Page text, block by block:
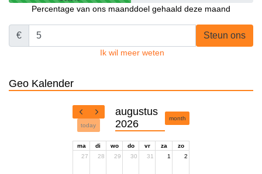
Percentage van ons maanddoel gehaald deze maand
€ Steun ons
Ik wil meer weten
Geo Kalender
today
augustus
2026
month
ma di wo do vr za
zo
27
28 29 30 31 1 2